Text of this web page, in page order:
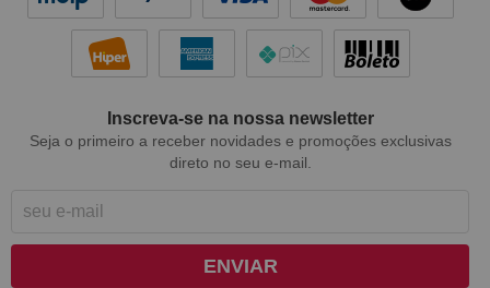
Inscreva-se na nossa newsletter
Seja o primeiro a receber novidades e promoções exclusivas
direto no seu e-mail.
ENVIAR